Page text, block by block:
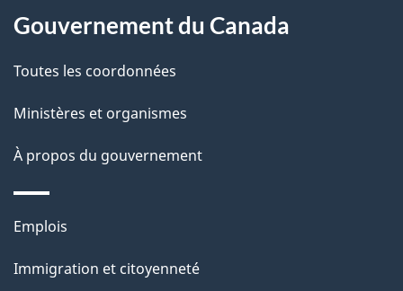
u
n
t
a
g
e
a
t
i
n
s
u
r
c
Gouvernement du Canada
Toutes les coordonnées
Ministères et organismes
À propos du gouvernement
Thèmes
sujets
Emplois
Immigration et citoyenneté